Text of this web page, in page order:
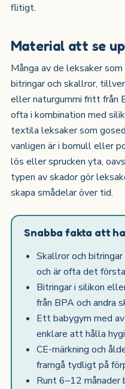
flitigt.
Material att se
Många av de leksaker
bitringar och skallror,
eller naturgummi fritt från
ofta i kombination med
textila leksaker som
vanligen är i bomull eller
lös eller sprucken yta,
typen av skador gör
skapa smådelar över tid.
Snabba fakta att
Skallror och
och är ofta det
Bitringar i silikon
från BPA och andra
Ett babygym med
enklare att hålla
CE-märkning och
framgå tydligt på
Runt 6–12 månader